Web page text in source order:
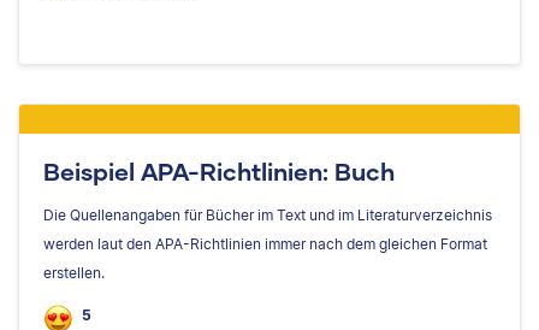
Beispiel APA-Richtlinien: Buch
Die Quellenangaben für Bücher im Text und im Literaturverzeichnis
werden laut den APA-Richtlinien immer nach dem gleichen Format
erstellen.
5